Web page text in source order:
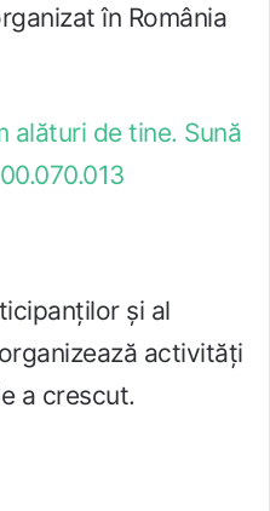
în România
și al
activități
a crescut.